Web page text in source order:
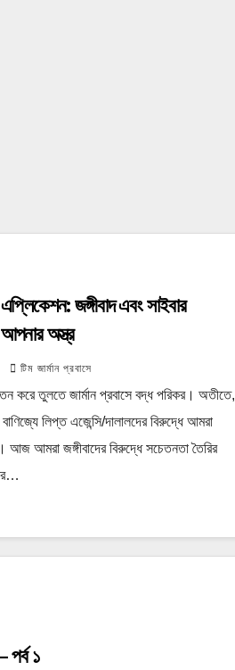
জঙ্গীবাদ এবং সাইবার
অস্ত্র
টিম জার্মান প্রবাসে
করে তুলতে জার্মান প্রবাসে বদ্ধ পরিকর। অতীতে,
বাণিজ্যে লিপ্ত এজেন্সি/দালালদের বিরুদ্ধে আমরা
আমরা জঙ্গীবাদের বিরুদ্ধে সচেতনতা তৈরির
পর্ব ১